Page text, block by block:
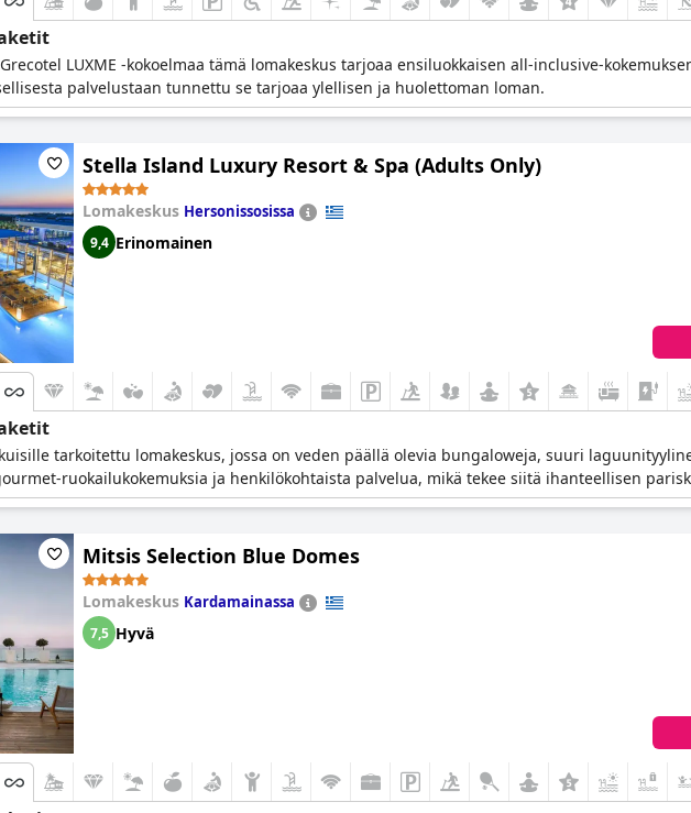
LUXME -kokoelmaa tämä lomakeskus tarjoaa ensiluokkaisen all-inclusive-
palvelustaan tunnettu se tarjoaa ylellisen ja huolettoman loman.
Stella Island Luxury Resort & Spa (Adults Only)
Lomakeskus Hersonissosissa
9,4 Erinomainen
tarkoitettu lomakeskus, jossa on veden päällä olevia bungaloweja, suuri
ruokailukokemuksia ja henkilökohtaista palvelua, mikä tekee siitä ihanteellisen
Mitsis Selection Blue Domes
Lomakeskus Kardamainassa
7,5 Hyvä